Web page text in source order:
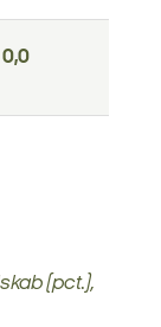
0,0
(pct.),